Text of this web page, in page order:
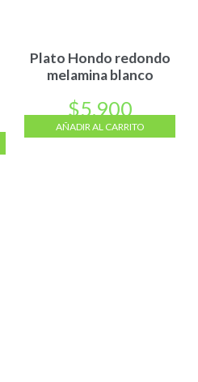
Plato Hondo redondo
melamina blanco
$5.900
AÑADIR AL CARRITO